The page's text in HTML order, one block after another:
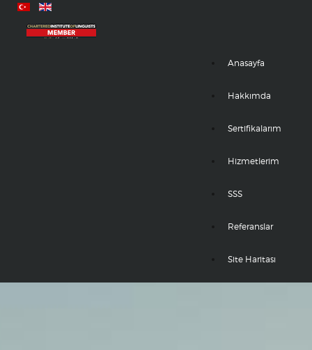
Anasayfa
Hakkımda
Sertifikalarım
Hizmetlerim
SSS
Referanslar
Site Haritası